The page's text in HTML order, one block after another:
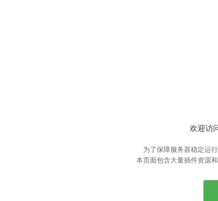
欢迎访
为了保障服务器稳定运
本页面包含大量插件资源